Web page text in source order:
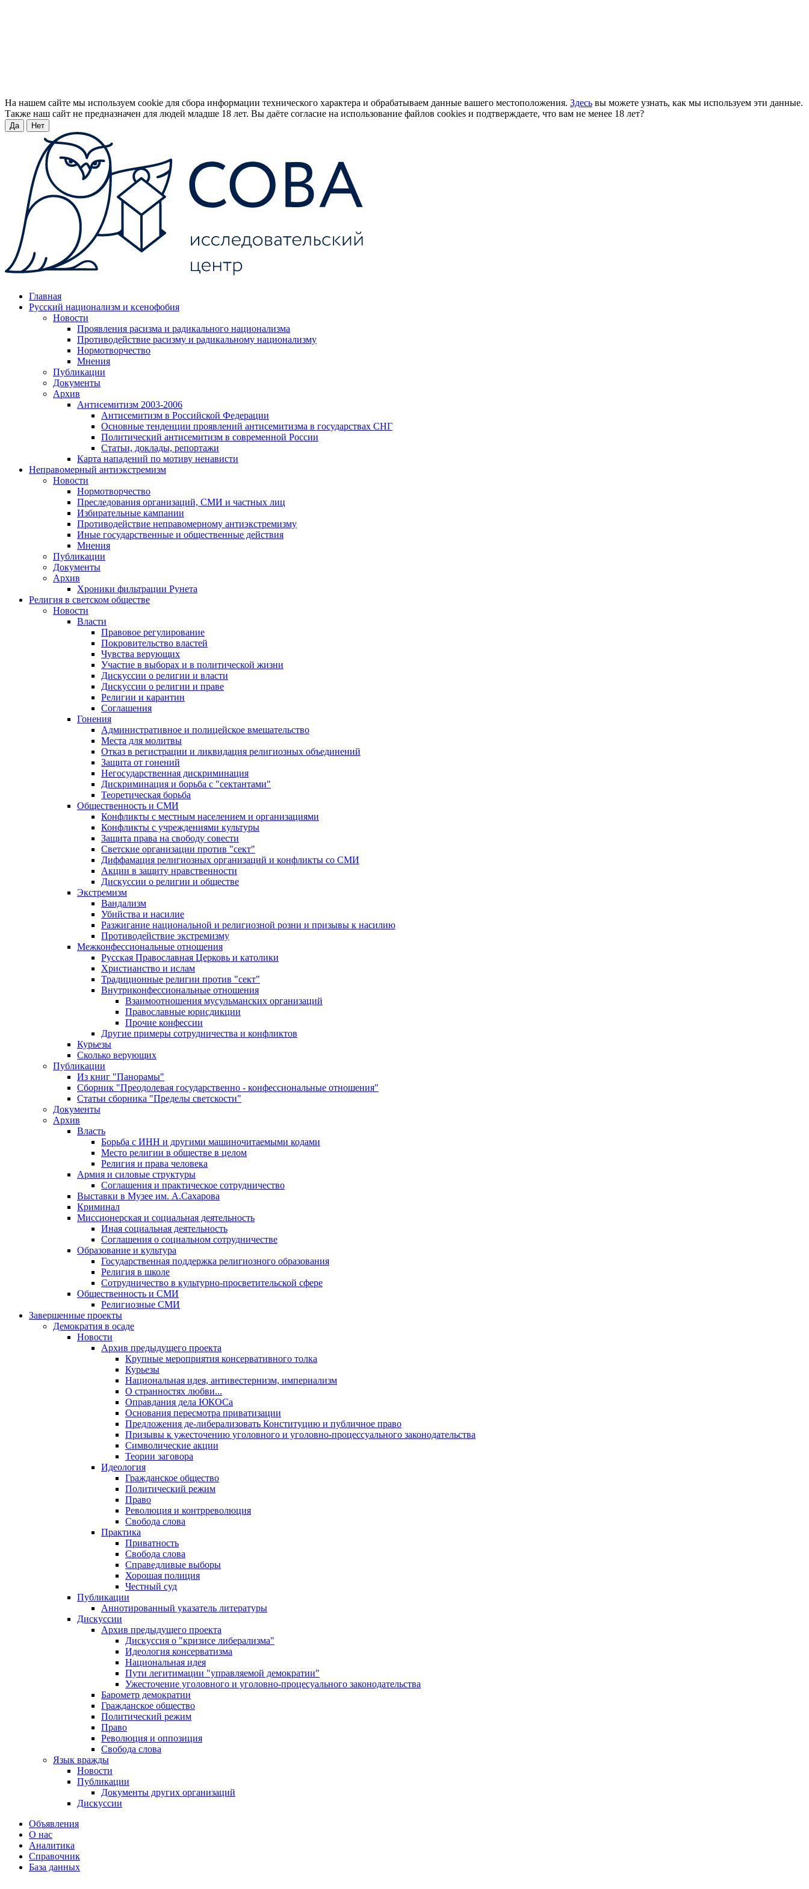
На нашем сайте мы используем cookie для сбора информации технического характера и обрабатываем данные вашего местоположения. Здесь вы можете узнать, как мы используем эти данные.
Также наш сайт не предназначен для людей младше 18 лет. Вы даёте согласие на использование файлов cookies и подтверждаете, что вам не менее 18 лет?
Да Нет
Главная
Русский национализм и ксенофобия
Новости
Проявления расизма и радикального национализма
Противодействие расизму и радикальному национализму
Нормотворчество
Мнения
Публикации
Документы
Архив
Антисемитизм 2003-2006
Антисемитизм в Российской Федерации
Основные тенденции проявлений антисемитизма в государствах СНГ
Политический антисемитизм в современной России
Статьи, доклады, репортажи
Карта нападений по мотиву ненависти
Неправомерный антиэкстремизм
Новости
Нормотворчество
Преследования организаций, СМИ и частных лиц
Избирательные кампании
Противодействие неправомерному антиэкстремизму
Иные государственные и общественные действия
Мнения
Публикации
Документы
Архив
Хроники фильтрации Рунета
Религия в светском обществе
Новости
Власти
Правовое регулирование
Покровительство властей
Чувства верующих
Участие в выборах и в политической жизни
Дискуссии о религии и власти
Дискуссии о религии и праве
Религии и карантин
Соглашения
Гонения
Административное и полицейское вмешательство
Места для молитвы
Отказ в регистрации и ликвидация религиозных объединений
Защита от гонений
Негосударственная дискриминация
Дискриминация и борьба с "сектантами"
Теоретическая борьба
Общественность и СМИ
Конфликты с местным населением и организациями
Конфликты с учреждениями культуры
Защита права на свободу совести
Светские организации против "сект"
Диффамация религиозных организаций и конфликты со СМИ
Акции в защиту нравственности
Дискуссии о религии и обществе
Экстремизм
Вандализм
Убийства и насилие
Разжигание национальной и религиозной розни и призывы к насилию
Противодействие экстремизму
Межконфессиональные отношения
Русская Православная Церковь и католики
Христианство и ислам
Традиционные религии против "сект"
Внутриконфессиональные отношения
Взаимоотношения мусульманских организаций
Православные юрисдикции
Прочие конфессии
Другие примеры сотрудничества и конфликтов
Курьезы
Сколько верующих
Публикации
Из книг "Панорамы"
Сборник "Преодолевая государственно - конфессиональные отношения"
Статьи сборника "Пределы светскости"
Документы
Архив
Власть
Борьба с ИНН и другими машиночитаемыми кодами
Место религии в обществе в целом
Религия и права человека
Армия и силовые структуры
Соглашения и практическое сотрудничество
Выставки в Музее им. А.Сахарова
Криминал
Миссионерская и социальная деятельность
Иная социальная деятельность
Соглашения о социальном сотрудничестве
Образование и культура
Государственная поддержка религиозного образования
Религия в школе
Сотрудничество в культурно-просветительской сфере
Общественность и СМИ
Религиозные СМИ
Завершенные проекты
Демократия в осаде
Новости
Архив предыдущего проекта
Крупные мероприятия консервативного толка
Курьезы
Национальная идея, антивестернизм, империализм
О странностях любви...
Оправдания дела ЮКОСа
Основания пересмотра приватизации
Предложения де-либерализовать Конституцию и публичное право
Призывы к ужесточению уголовного и уголовно-процессуального законодательства
Символические акции
Теории заговора
Идеология
Гражданское общество
Политический режим
Право
Революция и контрреволюция
Свобода слова
Практика
Приватность
Свобода слова
Справедливые выборы
Хорошая полиция
Честный суд
Публикации
Аннотированный указатель литературы
Дискуссии
Архив предыдущего проекта
Дискуссия о "кризисе либерализма"
Идеология консерватизма
Национальная идея
Пути легитимации "управляемой демократии"
Ужесточение уголовного и уголовно-процесуального законодательства
Барометр демократии
Гражданское общество
Политический режим
Право
Революция и оппозиция
Свобода слова
Язык вражды
Новости
Публикации
Документы других организаций
Дискуссии
Объявления
О нас
Аналитика
Справочник
База данных